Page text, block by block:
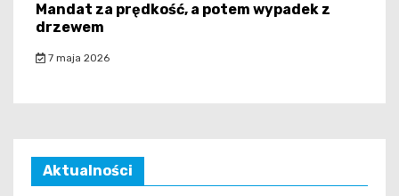
Mandat za prędkość, a potem wypadek z
drzewem
7 maja 2026
Aktualności